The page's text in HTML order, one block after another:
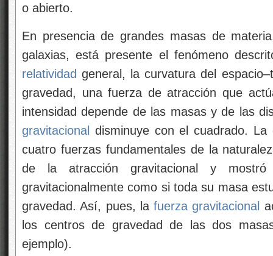
o abierto.
En presencia de grandes masas de
galaxias, está presente el fenómeno
relatividad general, la curvatura del
gravedad, una fuerza de atracción que
intensidad depende de las masas y de las
gravitacional disminuye con el cuadrado.
cuatro fuerzas fundamentales de la
de la atracción gravitacional y
gravitacionalmente como si toda su masa
gravedad. Así, pues, lafuerza gravitacional
los centros de gravedad de las dos
ejemplo).